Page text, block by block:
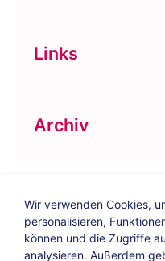
Links
Archiv
Wir verwenden Cookies,
personalisieren,
können und die Zugriffe
analysieren. Außerdem